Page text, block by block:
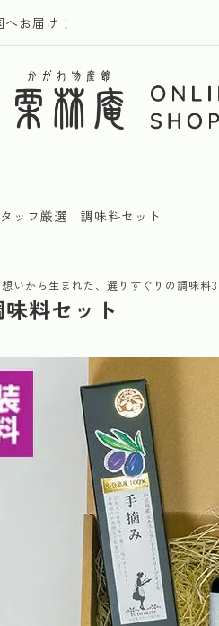
お届け！
ッフ厳選 調味料セット
いから生まれた、選りすぐりの調味料3
料セット